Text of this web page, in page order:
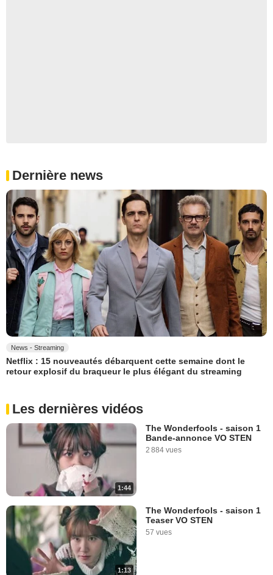
Dernière news
News - Streaming
Netflix : 15 nouveautés débarquent cette semaine dont le
retour explosif du braqueur le plus élégant du streaming
Les dernières vidéos
1:44
The Wonderfools - saison 1
Bande-annonce VO STEN
2 884 vues
1:13
The Wonderfools - saison 1
Teaser VO STEN
57 vues